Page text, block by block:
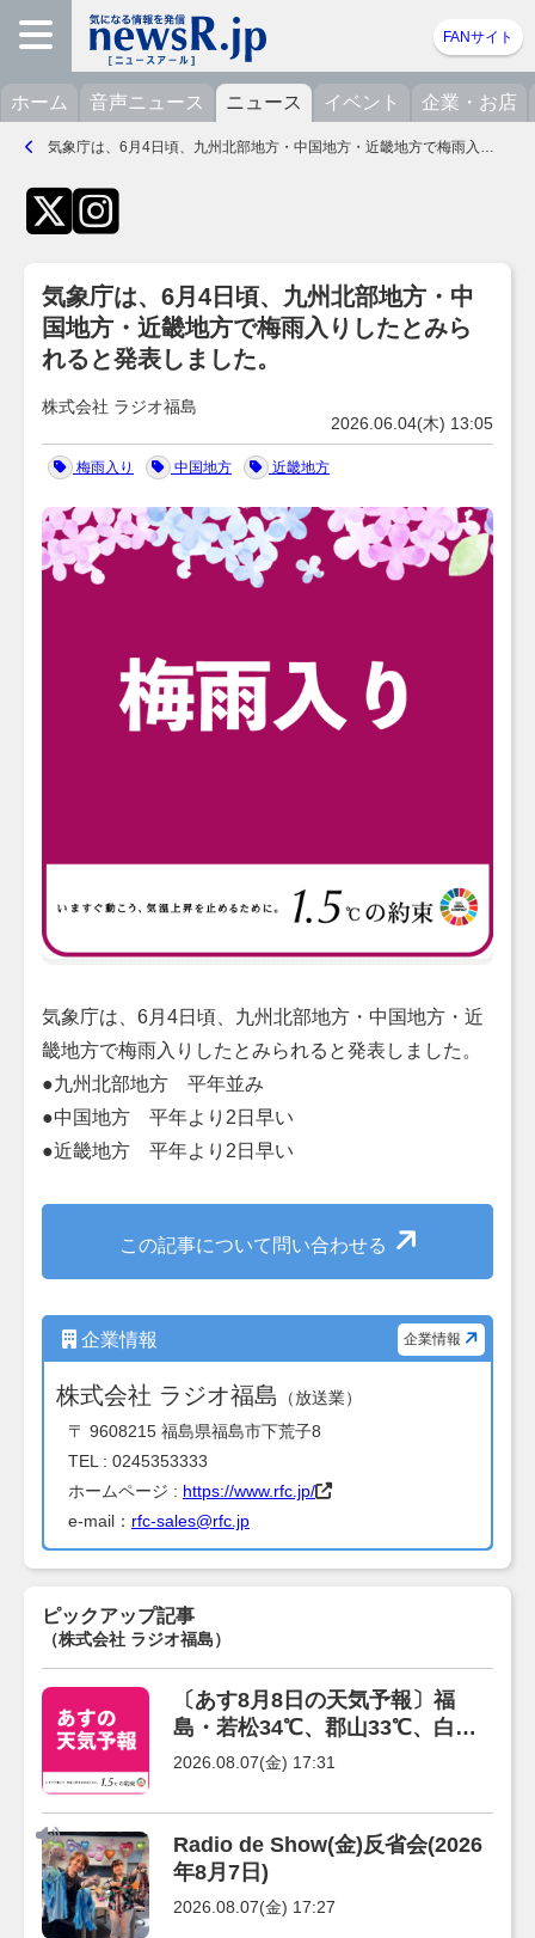
FANサイト
ホーム 音声ニュース ニュース イベント 企業・お店
気象庁は、6月4日頃、九州北部地方・中国地方・近畿地方で梅雨入りしたとみられると発表しました。（株式会社 ラジオ福島）- 2026.06.04(木) 13:05
気象庁は、6月4日頃、九州北部地方・中
国地方・近畿地方で梅雨入りしたとみら
れると発表しました。
株式会社 ラジオ福島
2026.06.04(木) 13:05
梅雨入り 中国地方 近畿地方
気象庁は、6月4日頃、九州北部地方・中国地方・近
畿地方で梅雨入りしたとみられると発表しました。
●九州北部地方 平年並み
●中国地方 平年より2日早い
●近畿地方 平年より2日早い
この記事について問い合わせる
企業情報 企業情報
株式会社 ラジオ福島
（放送業）
〒 9608215 福島県福島市下荒子8
TEL : 0245353333
ホームページ : https://www.rfc.jp/
e-mail： rfc-sales@rfc.jp
ピックアップ記事
（株式会社 ラジオ福島）
〔あす8月8日の天気予報〕福
島・若松34℃、郡山33℃、白
河・田島31℃の真夏日の予報で
2026.08.07(金) 17:31
Radio de Show(金)反省会(2026
年8月7日)
2026.08.07(金) 17:27